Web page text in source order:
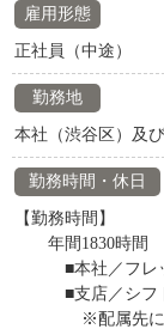
雇用形態
正社員（中途）
勤務地
本社（渋谷区）及
勤務時間・休日
【勤務時間】
年間1830時間
■本社／フレッ
■支店／シフト
※配属先によ